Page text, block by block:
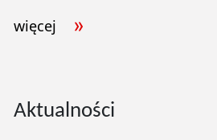
więcej
Aktualności